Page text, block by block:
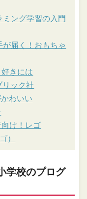
ング学習の入門
届く！おもちゃ
きには
リック社
わいい
け！レゴ
）
学校のプログ